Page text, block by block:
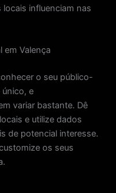
influenciam nas
em Valença
o seu público-
único, e
variar bastante. Dê
e utilize dados
de potencial interesse.
os seus